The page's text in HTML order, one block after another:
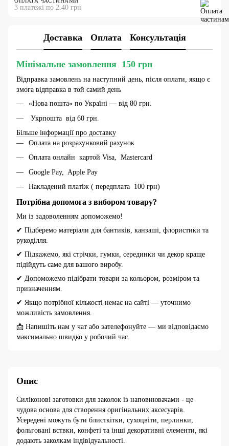
3 платежі по 2.40 грн
Доставка Оплата Консультація
Мінімальне замовлення 150 грн
Відправка замовлень на наступний день, після оплати, якщо є
змога відправка в той самий день
«Нова пошта» по Україні — від 80 грн.
Укрпошта від 60 грн.
Більше інформації про доставку
Оплата на розрахунковий рахунок
Оплата онлайн картой Visa, Mastercard
Google Pay, Apple Pay
Накладений платіж ( передплата 100 грн)
Потрібна допомога з вибором товару?
Ми із задоволенням допоможемо!
✔ Підберемо матеріали для бантиків, канзаші, флористики та
рукоділля.
✔ Підкажемо, які стрічки, гумки, серединки чи декор краще
підійдуть саме для вашого виробу.
✔ Допоможемо підібрати товари за кольором, розміром та
призначенням.
✔ Якщо потрібної кількості немає на сайті — уточнимо
можливість замовлення.
📩 Напишіть нам у чат або зателефонуйте — ми відповідаємо
максимально швидко у робочий час.
Опис
Силіконові заготовки для заколок із наповнювачами - це
чудова основа для створення оригінальних аксесуарів.
Усередені можуть бути блисткітки, сухоцвіти, перлинки,
фольговані вствки, конфеті та інші декоративні елементи, які
додають заколкам індівідуальності.